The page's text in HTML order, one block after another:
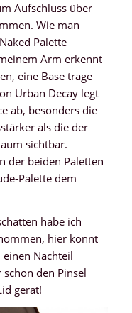
Aufschluss über
Wie man
Palette
Arm erkennt
eine Base trage
Urban Decay legt
ab, besonders die
als die der
sichtbar.
der beiden Paletten
Palette dem
habe ich
hier könnt
Nachteil
den Pinsel
gerät!